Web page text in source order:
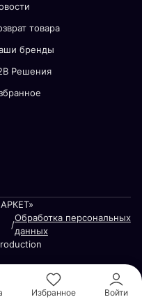
товара
бренды
Решения
/
Обработка персональных
данных
Избранное Войти